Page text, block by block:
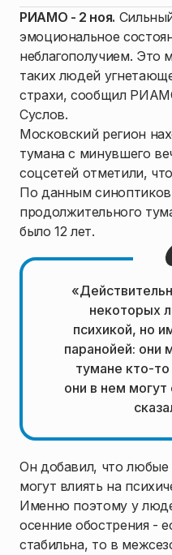
РИАМО - 2 ноя.
эмоциональное
неблагополучием. Это
таких людей
страхи, сообщил
Суслов.
Московский регион
тумана с минувшего
соцсетей отметили,
По данным
продолжительного
было 12 лет.
некоторых
психикой, но
паранойей: они
тумане кто-то
они в нем могут
Он добавил, что любые
могут влиять на
Именно поэтому у
осенние обострения -
стабильна, то в